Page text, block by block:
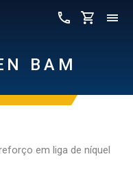
BAM
em liga de níquel